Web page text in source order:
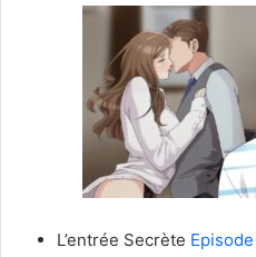
L’entrée Secrète